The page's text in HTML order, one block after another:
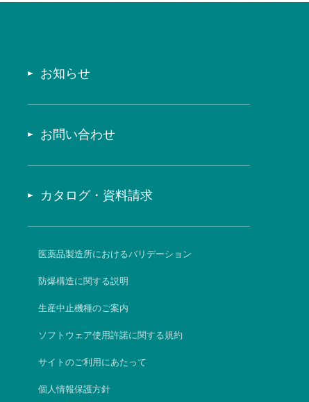
お知らせ
お問い合わせ
カタログ・資料請求
医薬品製造所におけるバリデーション
防爆構造に関する説明
生産中止機種のご案内
ソフトウェア使用許諾に関する規約
サイトのご利用にあたって
個人情報保護方針